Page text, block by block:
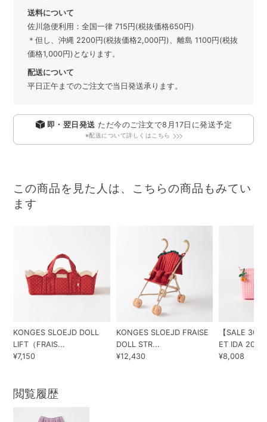
送料について
佐川急便利用：全国一律 715円(税抜価格650円)
＊但し、沖縄 2200円(税抜価格2,000円)、離島 1100円(税抜
価格1,000円)となります。
配送について
平日正午までのご注文で当日発送承ります。
即・翌日発送 ただ今のご注文で8月17日 に発送予定
※配送について詳しくはこちら
この商品を見た人は、こちらの商品もみてい
ます
KONGES SLOEJD DOLL
LIFT（FRAIS...
¥7,150
KONGES SLOEJD FRAISE
DOLL STR...
¥12,430
【SALE
ET IDA 202...
¥8,008
閲覧履歴